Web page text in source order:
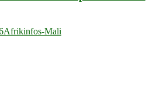
Afrikinfos-Mali